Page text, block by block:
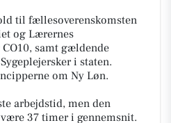
til fællesoverenskomsten
og Lærernes
samt gældende
i staten.
om Ny Løn.
arbejdstid, men den
37 timer i gennemsnit.